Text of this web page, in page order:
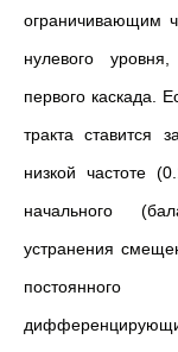
ограничивающим
нулевого
первого каскада.
тракта ставится
низкой частоте
начального
устранения